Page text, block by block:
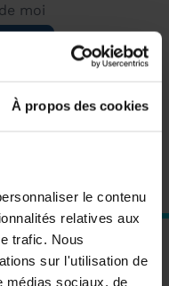
À propos des cookies
le contenu
relatives aux
trafic. Nous
sur l'utilisation de
médias sociaux, de
moi
NEWSLETTER